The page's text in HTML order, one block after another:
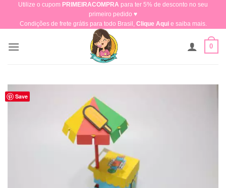
content
Utilize o cupom PRIMEIRACOMPRA para ter 5% de desconto no seu
primeiro pedido ♥​
Condições de frete grátis para todo Brasil, Clique Aquie saiba mais.
0
Save